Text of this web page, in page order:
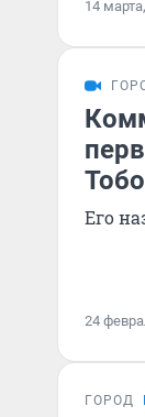
14
Его
24
ГОРОД